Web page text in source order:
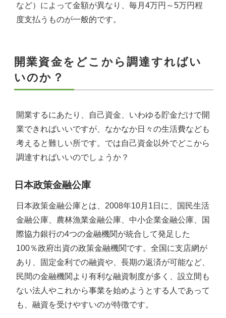
など）によって金額が異なり、毎月4万円～5万円程
度支払うものが一般的です。
開業資金をどこから調達すればい
いのか？
開業するにあたり、自己資金、いわゆる貯金だけで開
業できればいいですが、なかなか日々の生活費なども
考えると難しい所です。では自己資金以外でどこから
調達すればいいのでしょうか？
日本政策金融公庫
日本政策金融公庫とは、2008年10月1日に、国民生活
金融公庫、農林漁業金融公庫、中小企業金融公庫、国
際協力銀行の4つの金融機関が統合して発足した
100％政府出資の政策金融機関です。全国に支店網が
あり、固定金利での融資や、長期の返済が可能など、
民間の金融機関より有利な融資制度が多く、設立間も
ない法人やこれから事業を始めようとする人であって
も、融資を受けやすいのが特徴です。